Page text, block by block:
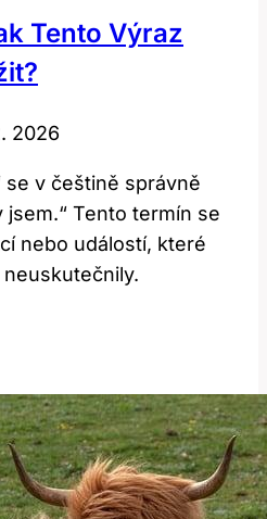
Tento Výraz
2026
se v češtině správně
jsem.“ Tento termín se
nebo událostí, které